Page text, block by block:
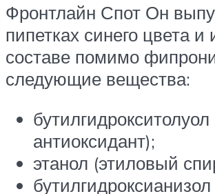
Фронтлайн Спот Он
пипетках синего цвета и
составе помимо
следующие вещества:
антиоксидант);
этанол (этиловый